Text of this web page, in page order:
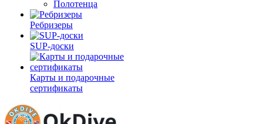
Полотенца
Ребризеры
SUP-доски
Карты и подарочные
сертификаты